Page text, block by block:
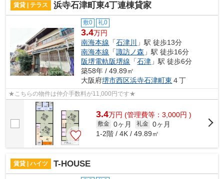
賃貸 | テラス 浜寺石津町東4丁連棟貸家
敷0 礼0
3.4万円
南海本線 「石津川
」駅 徒歩13分
南海本線 「諏訪ノ森 」駅 徒歩16分
阪堺電軌阪堺線 「石津 」駅 徒歩6分
築58年 / 49.89㎡
大阪府堺市西区浜寺石津町東 ４丁
★こちらの物件は仲介手数料が11,000円です★
3.4万円 (管理費等：3,000円 )
敷金 0ヶ月 礼金 0ヶ月
1-2階 / 4K / 49.89㎡
賃貸 | ハイツ T-HOUSE